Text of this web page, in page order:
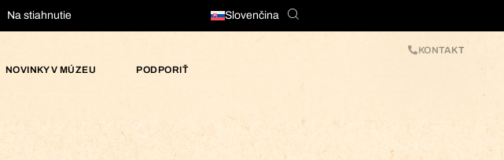
Na stiahnutie Slovenčina
NOVINKY V MÚZEU PODPORIŤ
KONTAKT